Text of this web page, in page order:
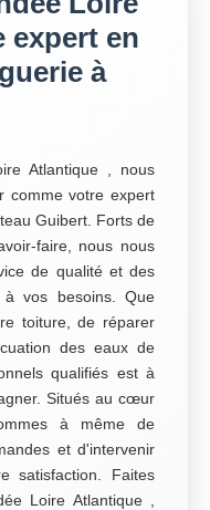
expert en
à
Atlantique , nous
comme votre expert
Guibert. Forts de
faire, nous nous
de qualité et des
à vos besoins. Que
toiture, de réparer
des eaux de
qualifiés est à
Situés au cœur
à même de
et d'intervenir
satisfaction. Faites
Loire Atlantique ,